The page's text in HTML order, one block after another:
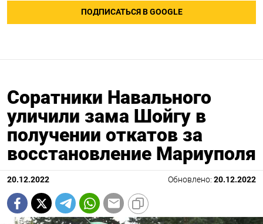
ПОДПИСАТЬСЯ В GOOGLE
Соратники Навального
уличили зама Шойгу в
получении откатов за
восстановление Мариуполя
20.12.2022 Обновлено: 20.12.2022